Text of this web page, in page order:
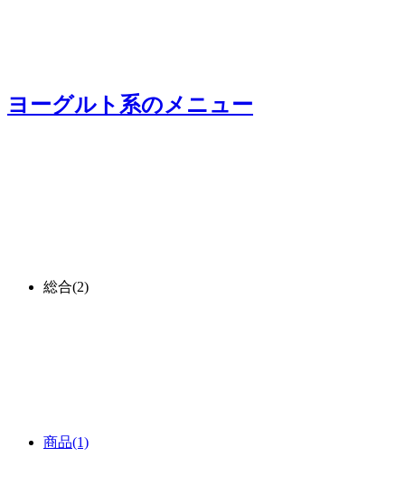
ヨーグルト系のメニュー
総合(2)
商品(1)